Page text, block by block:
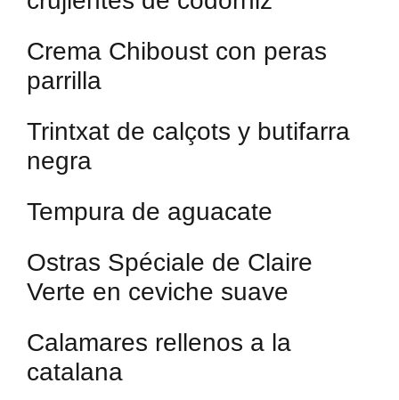
Crema Chiboust con peras
parrilla
Trintxat de calçots y butifarra
negra
Tempura de aguacate
Ostras Spéciale de Claire
Verte en ceviche suave
Calamares rellenos a la
catalana